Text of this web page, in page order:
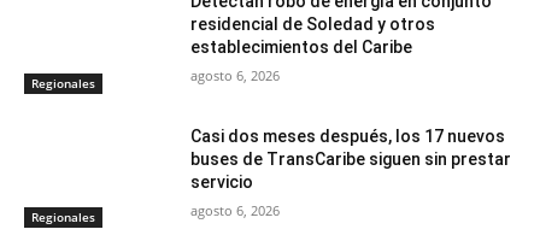
Regionales
residencial de Soledad y otros
establecimientos del Caribe
agosto 6, 2026
Regionales
Casi dos meses después, los 17 nuevos
buses de TransCaribe siguen sin prestar
servicio
agosto 6, 2026